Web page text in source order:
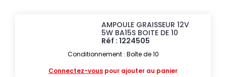
AMPOULE GRAISSEUR 12V
5W BA15S BOITE DE 10
Réf : 1224505
Conditionnement : Boîte de 10
Connectez-vous pour ajouter au panier